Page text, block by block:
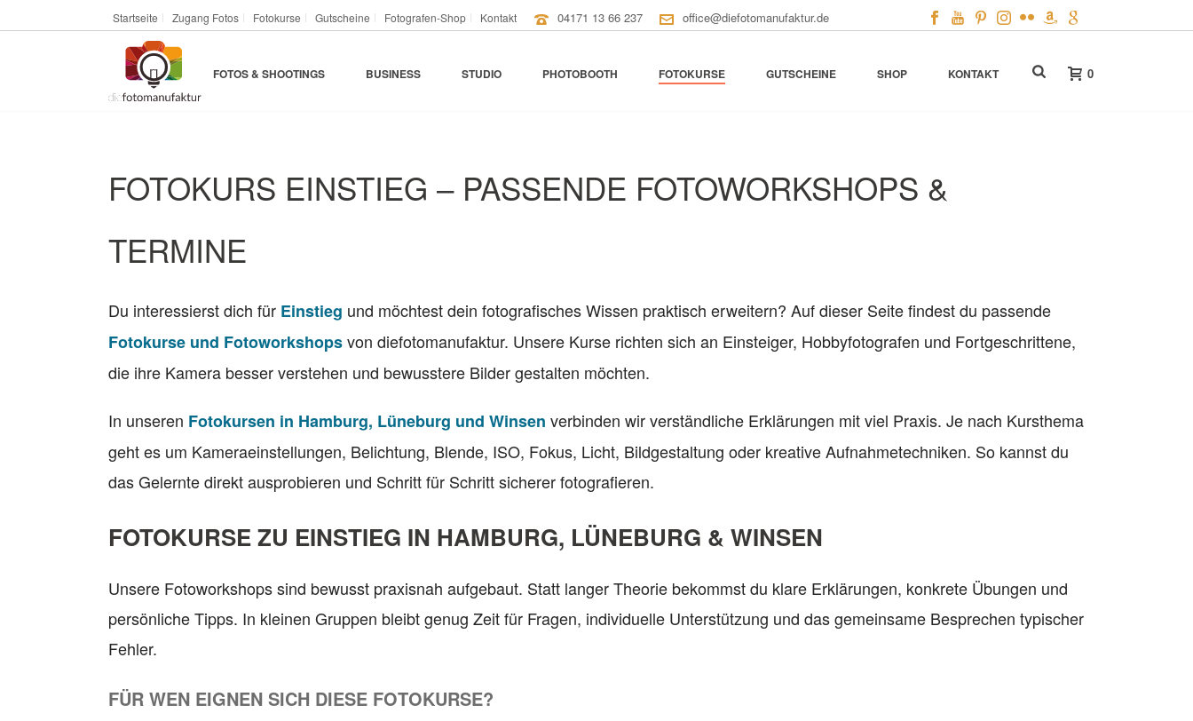
Startseite Zugang Fotos Fotokurse Gutscheine Fotografen-Shop Kontakt 04171 13 66 237 office@diefotomanufaktur.de
FOTOS & SHOOTINGS BUSINESS STUDIO PHOTOBOOTH FOTOKURSE GUTSCHEINE SHOP KONTAKT 0
FOTOKURS EINSTIEG – PASSENDE FOTOWORKSHOPS &
TERMINE
Du interessierst dich für Einstieg und möchtest dein fotografisches Wissen praktisch erweitern? Auf dieser Seite findest du passende
Fotokurse und Fotoworkshopsvon diefotomanufaktur. Unsere Kurse richten sich an Einsteiger, Hobbyfotografen und Fortgeschrittene,
die ihre Kamera besser verstehen und bewusstere Bilder gestalten möchten.
In unseren Fotokursen in Hamburg, Lüneburg und Winsen verbinden wir verständliche Erklärungen mit viel Praxis. Je nach Kursthema
geht es um Kameraeinstellungen, Belichtung, Blende, ISO, Fokus, Licht, Bildgestaltung oder kreative Aufnahmetechniken. So kannst du
das Gelernte direkt ausprobieren und Schritt für Schritt sicherer fotografieren.
FOTOKURSE ZU EINSTIEG IN HAMBURG, LÜNEBURG & WINSEN
Unsere Fotoworkshops sind bewusst praxisnah aufgebaut. Statt langer Theorie bekommst du klare Erklärungen, konkrete Übungen und
persönliche Tipps. In kleinen Gruppen bleibt genug Zeit für Fragen, individuelle Unterstützung und das gemeinsame Besprechen typischer
Fehler.
FÜR WEN EIGNEN SICH DIESE FOTOKURSE?